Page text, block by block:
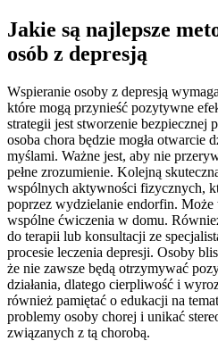
Jakie są najlepsze
osób z depresją
Wspieranie osoby z depresją
które mogą przynieść pozytywne
strategii jest stworzenie bezpiecznej
osoba chora będzie mogła otwarcie
myślami. Ważne jest, aby nie
pełne zrozumienie. Kolejną
wspólnych aktywności fizycznych,
poprzez wydzielanie endorfin. Może
wspólne ćwiczenia w domu.
do terapii lub konsultacji ze
procesie leczenia depresji. Osoby
że nie zawsze będą otrzymywać
działania, dlatego cierpliwość i
również pamiętać o edukacji na
problemy osoby chorej i unikać
związanych z tą chorobą.